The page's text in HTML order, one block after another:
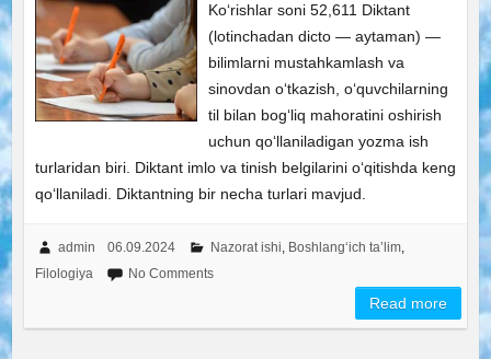
Ko‘rishlar soni 52,611 Diktant
(lotinchadan dicto — aytaman) —
bilimlarni mustahkamlash va
sinovdan o‘tkazish, o‘quvchilarning
til bilan bog‘liq mahoratini oshirish
uchun qo‘llaniladigan yozma ish
turlaridan biri. Diktant imlo va tinish belgilarini o‘qitishda keng
qo‘llaniladi. Diktantning bir necha turlari mavjud.
admin 06.09.2024 Nazorat ishi, Boshlang‘ich ta’lim,
Filologiya
No Comments
Read more